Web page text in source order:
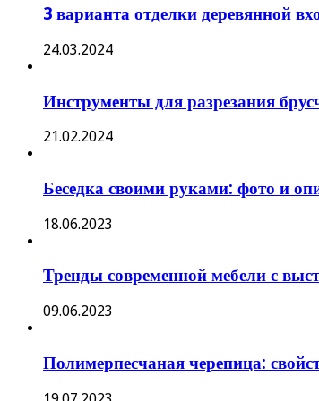
3 варианта отделки деревянной
24.03.2024
Инструменты для разрезания
21.02.2024
Беседка своими руками: фото и
18.06.2023
Тренды современной мебели с
09.06.2023
Полимерпесчаная черепица: